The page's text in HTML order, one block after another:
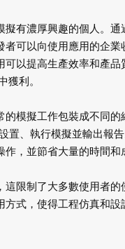
有濃厚興趣的個人。
可以向使用應用的企
以提高生產效率和產
獲利。
模擬工作包裝成不同
置、執行模擬並輸出報
，並節省大量的時間和
限制了大多數使用者
式，使得工程仿真和